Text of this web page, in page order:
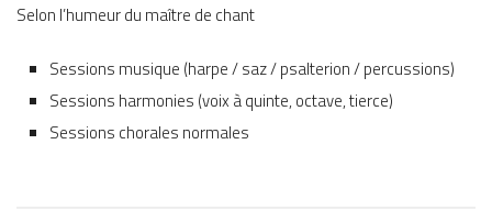
Selon l’humeur du maître de chant
Sessions musique (harpe / saz / psalterion / percussions)
Sessions harmonies (voix à quinte, octave, tierce)
Sessions chorales normales